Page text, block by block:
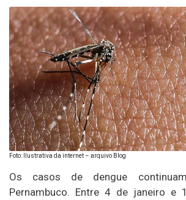
Foto: Ilustrativa da internet – arquivo Blog
Os casos de dengue
Pernambuco. Entre 4 de janeiro e